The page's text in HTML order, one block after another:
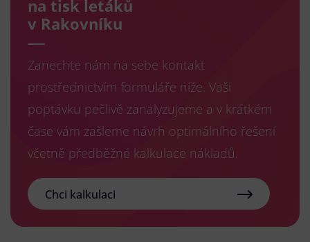
na tisk letáků
v Rakovníku
Zanechte nám na sebe kontakt
prostřednictvím formuláře níže. Vaši
poptávku pečlivě zanalyzujeme a v krátkém
čase vám zašleme návrh optimálního řešení
včetně předběžné kalkulace nákladů.
Chci kalkulaci